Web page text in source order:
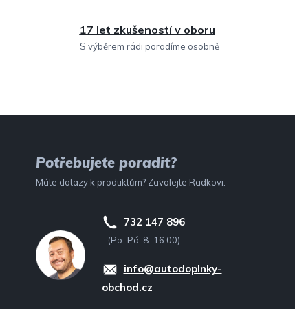
17 let zkušeností v oboru
S výběrem rádi poradíme osobně
Potřebujete poradit?
Máte dotazy k produktům? Zavolejte Radkovi.
732 147 896
(Po–Pá: 8–16:00)
info@autodoplnky-
obchod.cz